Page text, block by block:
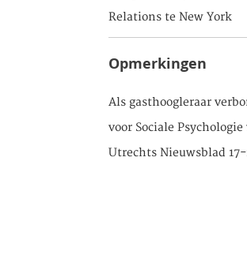
Relations te New York
Opmerkingen
Als gasthoogleraar
voor Sociale
Utrechts Nieuwsblad 17-